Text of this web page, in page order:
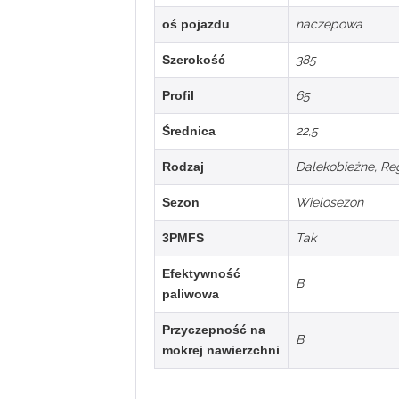
oś pojazdu naczepowa
Szerokość 385
Profil 65
Średnica 22,5
Rodzaj Dalekobieżne,
Sezon Wielosezon
3PMFS Tak
Efektywność
paliwowa
B
Przyczepność na
mokrej nawierzchni
B